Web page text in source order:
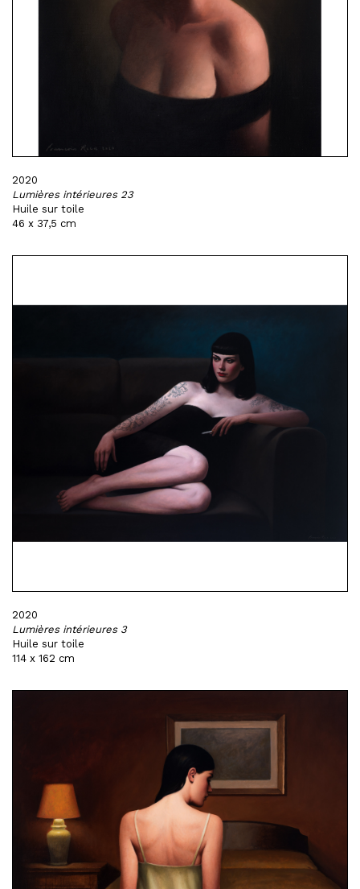
2020
Lumières intérieures 23
Huile sur toile
46 x 37,5 cm
2020
Lumières intérieures 3
Huile sur toile
114 x 162 cm